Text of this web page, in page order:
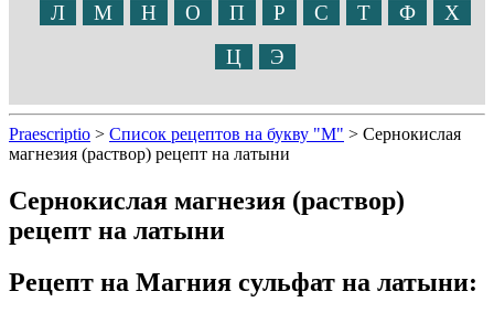
Л
М Н О П Р С Т Ф
Х
Ц
Э
Praescriptio > Список рецептов на букву "М" > Сернокислая
магнезия (раствор) рецепт на латыни
Сернокислая магнезия (раствор)
рецепт на латыни
Рецепт на Магния сульфат на латыни: